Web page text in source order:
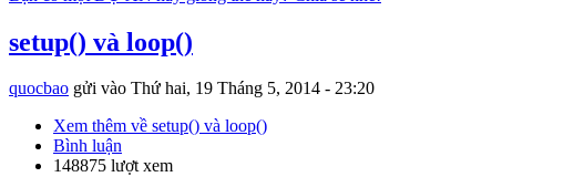
setup() và loop()
quocbao gửi vào Thứ hai, 19 Tháng 5, 2014 - 23:20
Xem thêm về setup() và loop()
Bình luận
148875 lượt xem